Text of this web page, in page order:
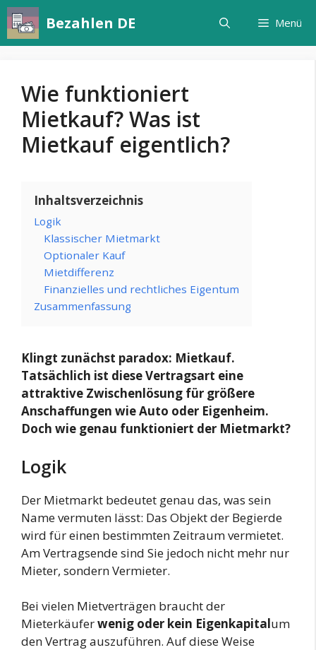
Zum
Inhalt
springen
Bezahlen DE Menü
Wie funktioniert
Mietkauf? Was ist
Mietkauf eigentlich?
Inhaltsverzeichnis
Logik
Klassischer Mietmarkt
Optionaler Kauf
Mietdifferenz
Finanzielles und rechtliches Eigentum
Zusammenfassung
Klingt zunächst paradox: Mietkauf.
Tatsächlich ist diese Vertragsart eine
attraktive Zwischenlösung für größere
Anschaffungen wie Auto oder Eigenheim.
Doch wie genau funktioniert der Mietmarkt?
Logik
Der Mietmarkt bedeutet genau das, was sein
Name vermuten lässt: Das Objekt der Begierde
wird für einen bestimmten Zeitraum vermietet.
Am Vertragsende sind Sie jedoch nicht mehr nur
Mieter, sondern Vermieter.
Bei vielen Mietverträgen braucht der
Mieterkäuferwenig oder kein Eigenkapitalum
den Vertrag auszuführen. Auf diese Weise